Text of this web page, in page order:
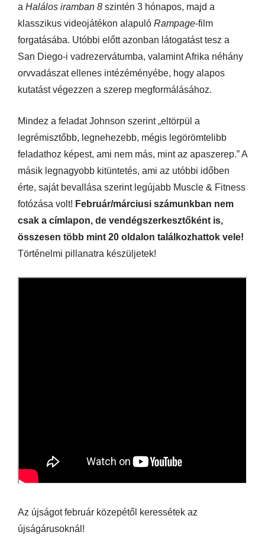
a Halálos iramban 8 szintén 3 hónapos, majd a
klasszikus videojátékon alapuló Rampage-film
forgatásába. Utóbbi előtt azonban látogatást tesz a
San Diego-i vadrezervátumba, valamint Afrika néhány
orvvadászat ellenes intézéményébe, hogy alapos
kutatást végezzen a szerep megformálásához.
Mindez a feladat Johnson szerint „eltörpül a
legrémisztőbb, legnehezebb, mégis legörömtelibb
feladathoz képest, ami nem más, mint az apaszerep.” A
másik legnagyobb kitüntetés, ami az utóbbi időben
érte, saját bevallása szerint legújabb Muscle & Fitness
fotózása volt! Február/márciusi számunkban nem
csak a címlapon, de vendégszerkesztőként is,
összesen több mint 20 oldalon találkozhattok vele!
Történelmi pillanatra készüljetek!
Az újságot február közepétől keressétek az
újságárusoknál!